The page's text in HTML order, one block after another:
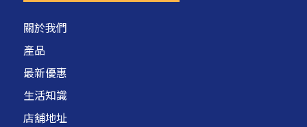
關於我們
產品
最新優惠
生活知識
店舖地址